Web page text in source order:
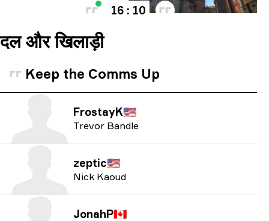
16 : 10
दल और खिलाड़ी
Keep the Comms Up
FrostayK🇺🇸
Trevor Bandle
zeptic🇺🇸
Nick Kaoud
JonahP🇨🇦